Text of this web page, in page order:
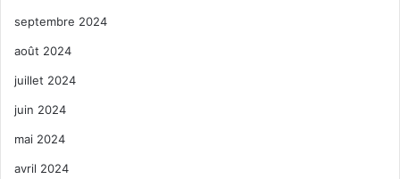
septembre 2024
août 2024
juillet 2024
juin 2024
mai 2024
avril 2024